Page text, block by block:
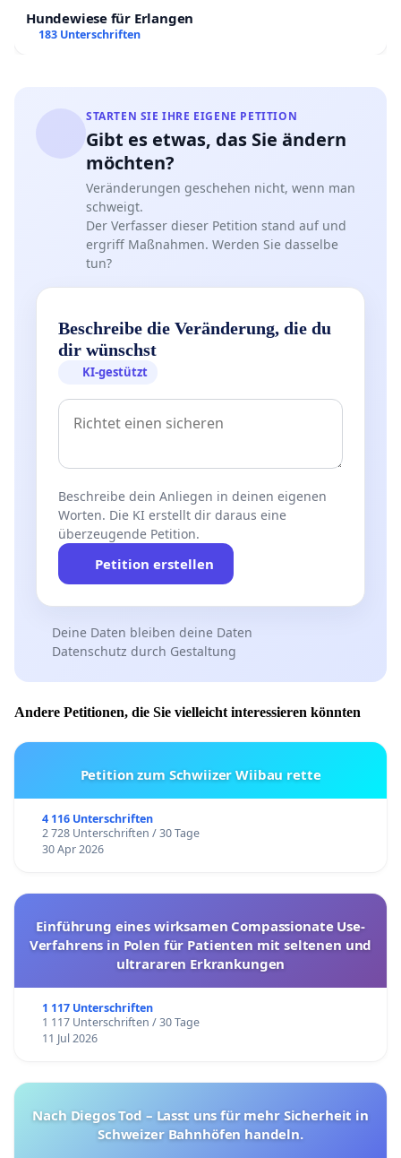
Hundewiese für Erlangen
183 Unterschriften
STARTEN SIE IHRE EIGENE PETITION
Gibt es etwas, das Sie ändern
möchten?
Veränderungen geschehen nicht, wenn man
schweigt.
Der Verfasser dieser Petition stand auf und
ergriff Maßnahmen. Werden Sie dasselbe
tun?
Beschreibe die Veränderung, die du
dir wünschst
KI-gestützt
Beschreibe dein Anliegen in deinen eigenen
Worten. Die KI erstellt dir daraus eine
überzeugende Petition.
Petition erstellen
Deine Daten bleiben deine Daten
Datenschutz durch Gestaltung
Andere Petitionen, die Sie vielleicht interessieren könnten
Petition zum Schwiizer Wiibau rette
4 116 Unterschriften
2 728 Unterschriften / 30 Tage
30 Apr 2026
Einführung eines wirksamen Compassionate Use-
Verfahrens in Polen für Patienten mit seltenen und
ultrararen Erkrankungen
1 117 Unterschriften
1 117 Unterschriften / 30 Tage
11 Jul 2026
Nach Diegos Tod – Lasst uns für mehr Sicherheit in
Schweizer Bahnhöfen handeln.